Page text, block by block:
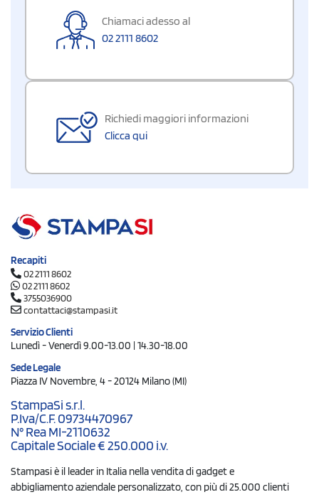
Chiamaci adesso al
02 2111 8602
Richiedi maggiori informazioni
Clicca qui
Recapiti
02 2111 8602
02 2111 8602
3755036900
contattaci@stampasi.it
Servizio Clienti
Lunedì - Venerdì 9.00-13.00 | 14.30-18.00
Sede Legale
Piazza IV Novembre, 4 - 20124 Milano (MI)
StampaSi s.r.l.
P.Iva/C.F. 09734470967
N° Rea MI-2110632
Capitale Sociale € 250.000 i.v.
Stampasi è il leader in Italia nella vendita di gadget e
abbigliamento aziendale personalizzato, con più di 25.000 clienti